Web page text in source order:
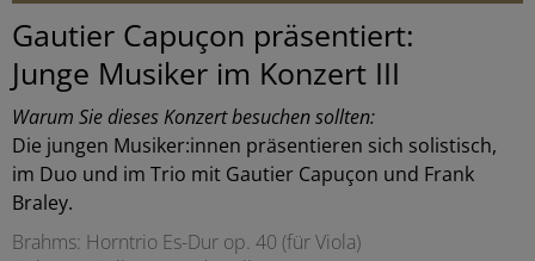
Gautier Capuçon präsentiert:
Junge Musiker im Konzert III
Warum Sie dieses Konzert besuchen sollten:
Die jungen Musiker:innen präsentieren sich solistisch,
im Duo und im Trio mit Gautier Capuçon und Frank
Braley.
Brahms: Horntrio Es-Dur op. 40 (für Viola)